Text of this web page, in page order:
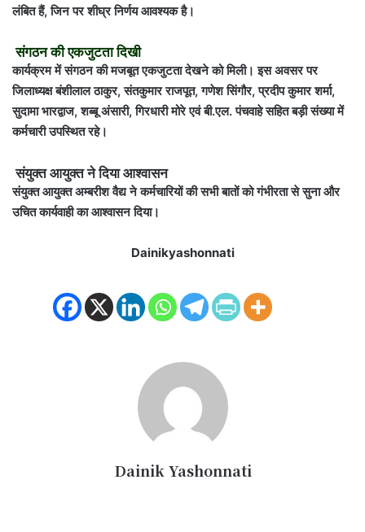
लंबित हैं, जिन पर शीघ्र निर्णय आवश्यक है।
संगठन की एकजुटता दिखी
कार्यक्रम में संगठन की मजबूत एकजुटता देखने को मिली। इस अवसर पर
जिलाध्यक्ष बंशीलाल ठाकुर, संतकुमार राजपूत, गणेश सिंगौर, प्रदीप कुमार शर्मा,
सुदामा भारद्वाज, शब्बू अंसारी, गिरधारी मोरे एवं बी.एल. पंचवाहे सहित बड़ी संख्या में
कर्मचारी उपस्थित रहे।
संयुक्त आयुक्त ने दिया आश्वासन
संयुक्त आयुक्त अम्बरीश वैद्य ने कर्मचारियों की सभी बातों को गंभीरता से सुना और
उचित कार्यवाही का आश्वासन दिया।
Dainikyashonnati
Dainik Yashonnati